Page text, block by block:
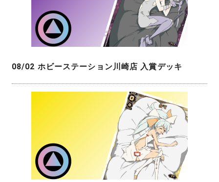
08/02 ホビーステーション川崎店 入賞デッキ